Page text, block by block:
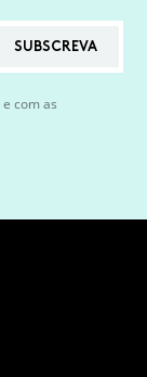
SUBSCREVA
e com as